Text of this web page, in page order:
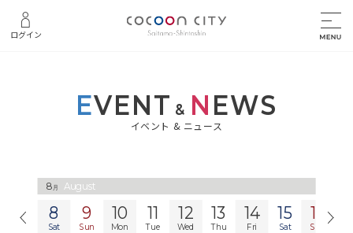
ログイン
EVENT & NEWS
イベント & ニュース
8 月 August
8 月 August
8
Sat
9
Sun
10
Mon
11
Tue
12
Wed
13
Thu
14
Fri
15
Sat
16
Sun